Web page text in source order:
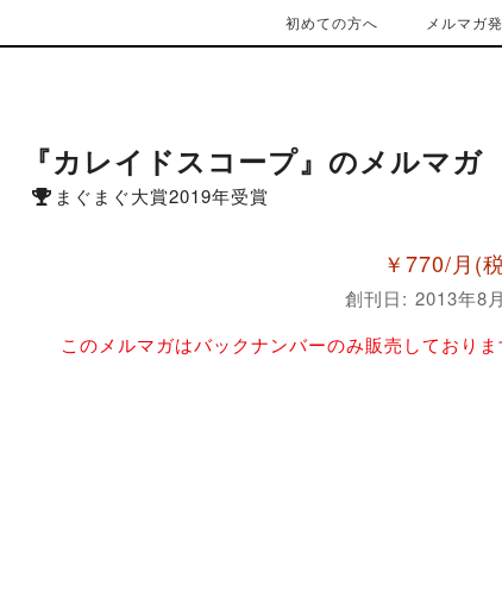
初めての方へ メルマガ
『カレイドスコープ』のメルマガ
まぐまぐ大賞2019年受賞
￥770/月 (
創刊日: 2013年8
このメルマガはバックナンバーのみ販売しておりま